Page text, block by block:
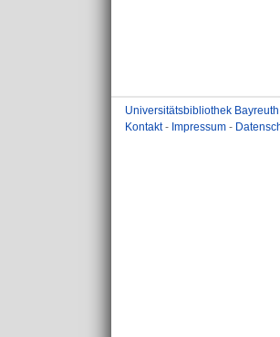
Universitätsbibliothek Bayreuth
Kontakt- Impressum -